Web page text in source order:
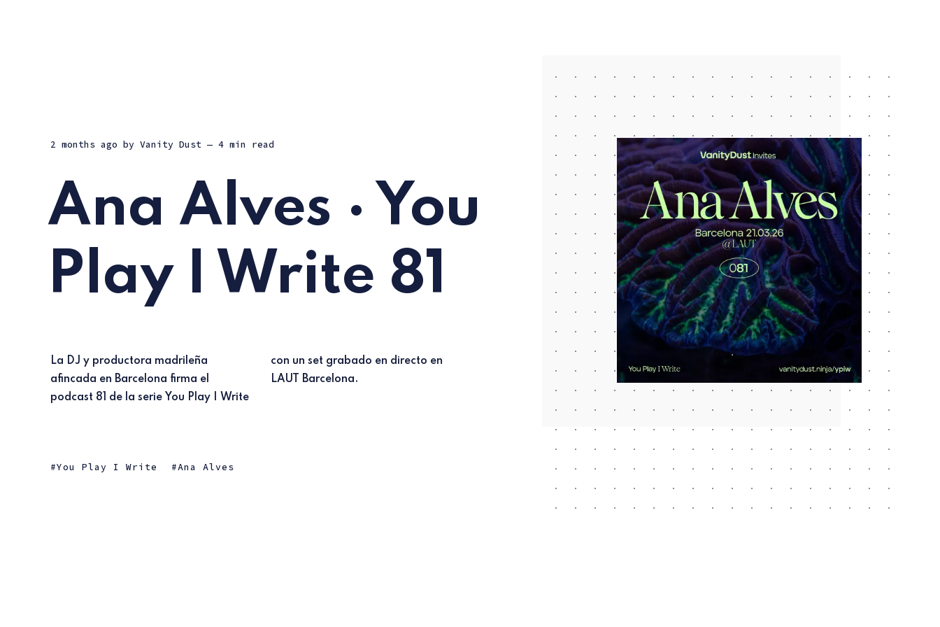
2 months ago by Vanity Dust — 4 min read
Ana Alves · You
Play I Write 81
La DJ y productora madrileña
afincada en Barcelona firma el
podcast 81 de la serie You Play I Write
con un set grabado en directo en
LAUT Barcelona.
You Play I Write Ana Alves